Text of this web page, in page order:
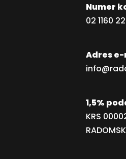
Numer
02 1160
Adres
1,5%
KRS